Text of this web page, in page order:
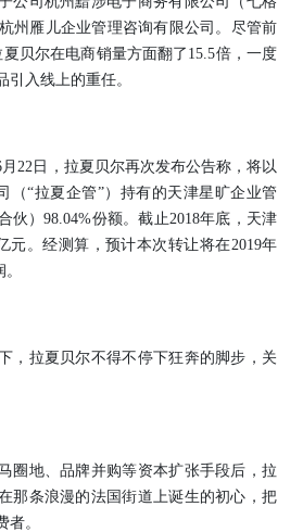
州雁儿企业管理咨询有限公司。尽管前
贝尔在电商销量方面翻了15.5倍，一度
入线上的重任。
22日，拉夏贝尔再次发布公告称，将以
（“拉夏企管”）持有的天津星旷企业管
伙）98.04%份额。截止2018年底，天津
元。经测算，预计本次转让将在2019年
，拉夏贝尔不得不停下狂奔的脚步，关
圈地、品牌并购等资本扩张手段后，拉
那条浪漫的法国街道上诞生的初心，把
。